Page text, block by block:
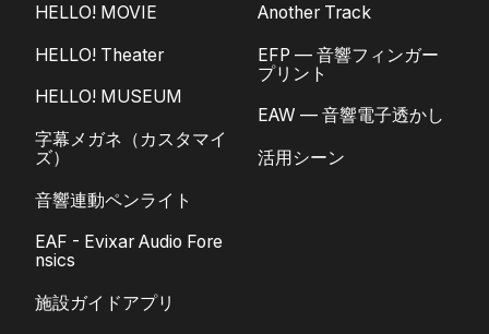
HELLO! MOVIE
HELLO! Theater
HELLO! MUSEUM
字幕メガネ（カスタマイ
ズ）
音響連動ペンライト
EAF - Evixar Audio Fore
nsics
施設ガイドアプリ
Another Track
EFP — 音響フィンガー
プリント
EAW — 音響電子透かし
活用シーン